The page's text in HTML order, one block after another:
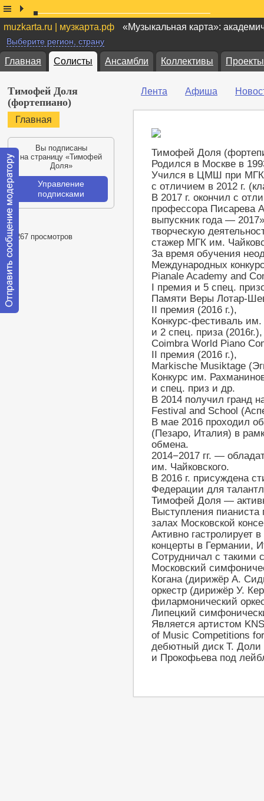
muzkarta.ru | музкарта.рф «Музыкальная карта»:
Выберите регион, страну
Главная Солисты Ансамбли Коллективы Проекты
Тимофей Доля
(фортепиано)
Главная
Вы подписаны
на страницу «Тимофей
Доля»
Управление
подписками
37267 просмотров
Лента Афиша
Тимофей Доля
Родился в Москве в
Учился в ЦМШ при МГК
с отличием в 2012 г.
В 2017 г. окончил с
профессора Писарева
выпускник года —
творческую
стажер МГК им.
За время обучения
Международных
Pianale Academy and
I премия и 5 спец.
Памяти Веры Лотар-
II премия (2016 г.),
Конкурс-фестиваль
и 2 спец. приза (2016г.),
Coimbra World Piano
II премия (2016 г.),
Markische Musiktage
Конкурс им.
и спец. приз и др.
В 2014 получил гранд
Festival and School
В мае 2016 проходил
(Пезаро, Италия) в
обмена.
2014−2017 гг. —
им. Чайковского.
В 2016 г. присуждена
Федерации для
Тимофей Доля —
Выступления
залах Московской
Активно гастролирует
концерты в Германии,
Сотрудничал с такими
Московский
Когана (дирижёр А.
оркестр (дирижёр У.
филармонический
Липецкий
Является артистом
of Music Competitions
дебютный диск Т. Доли
и Прокофьева под